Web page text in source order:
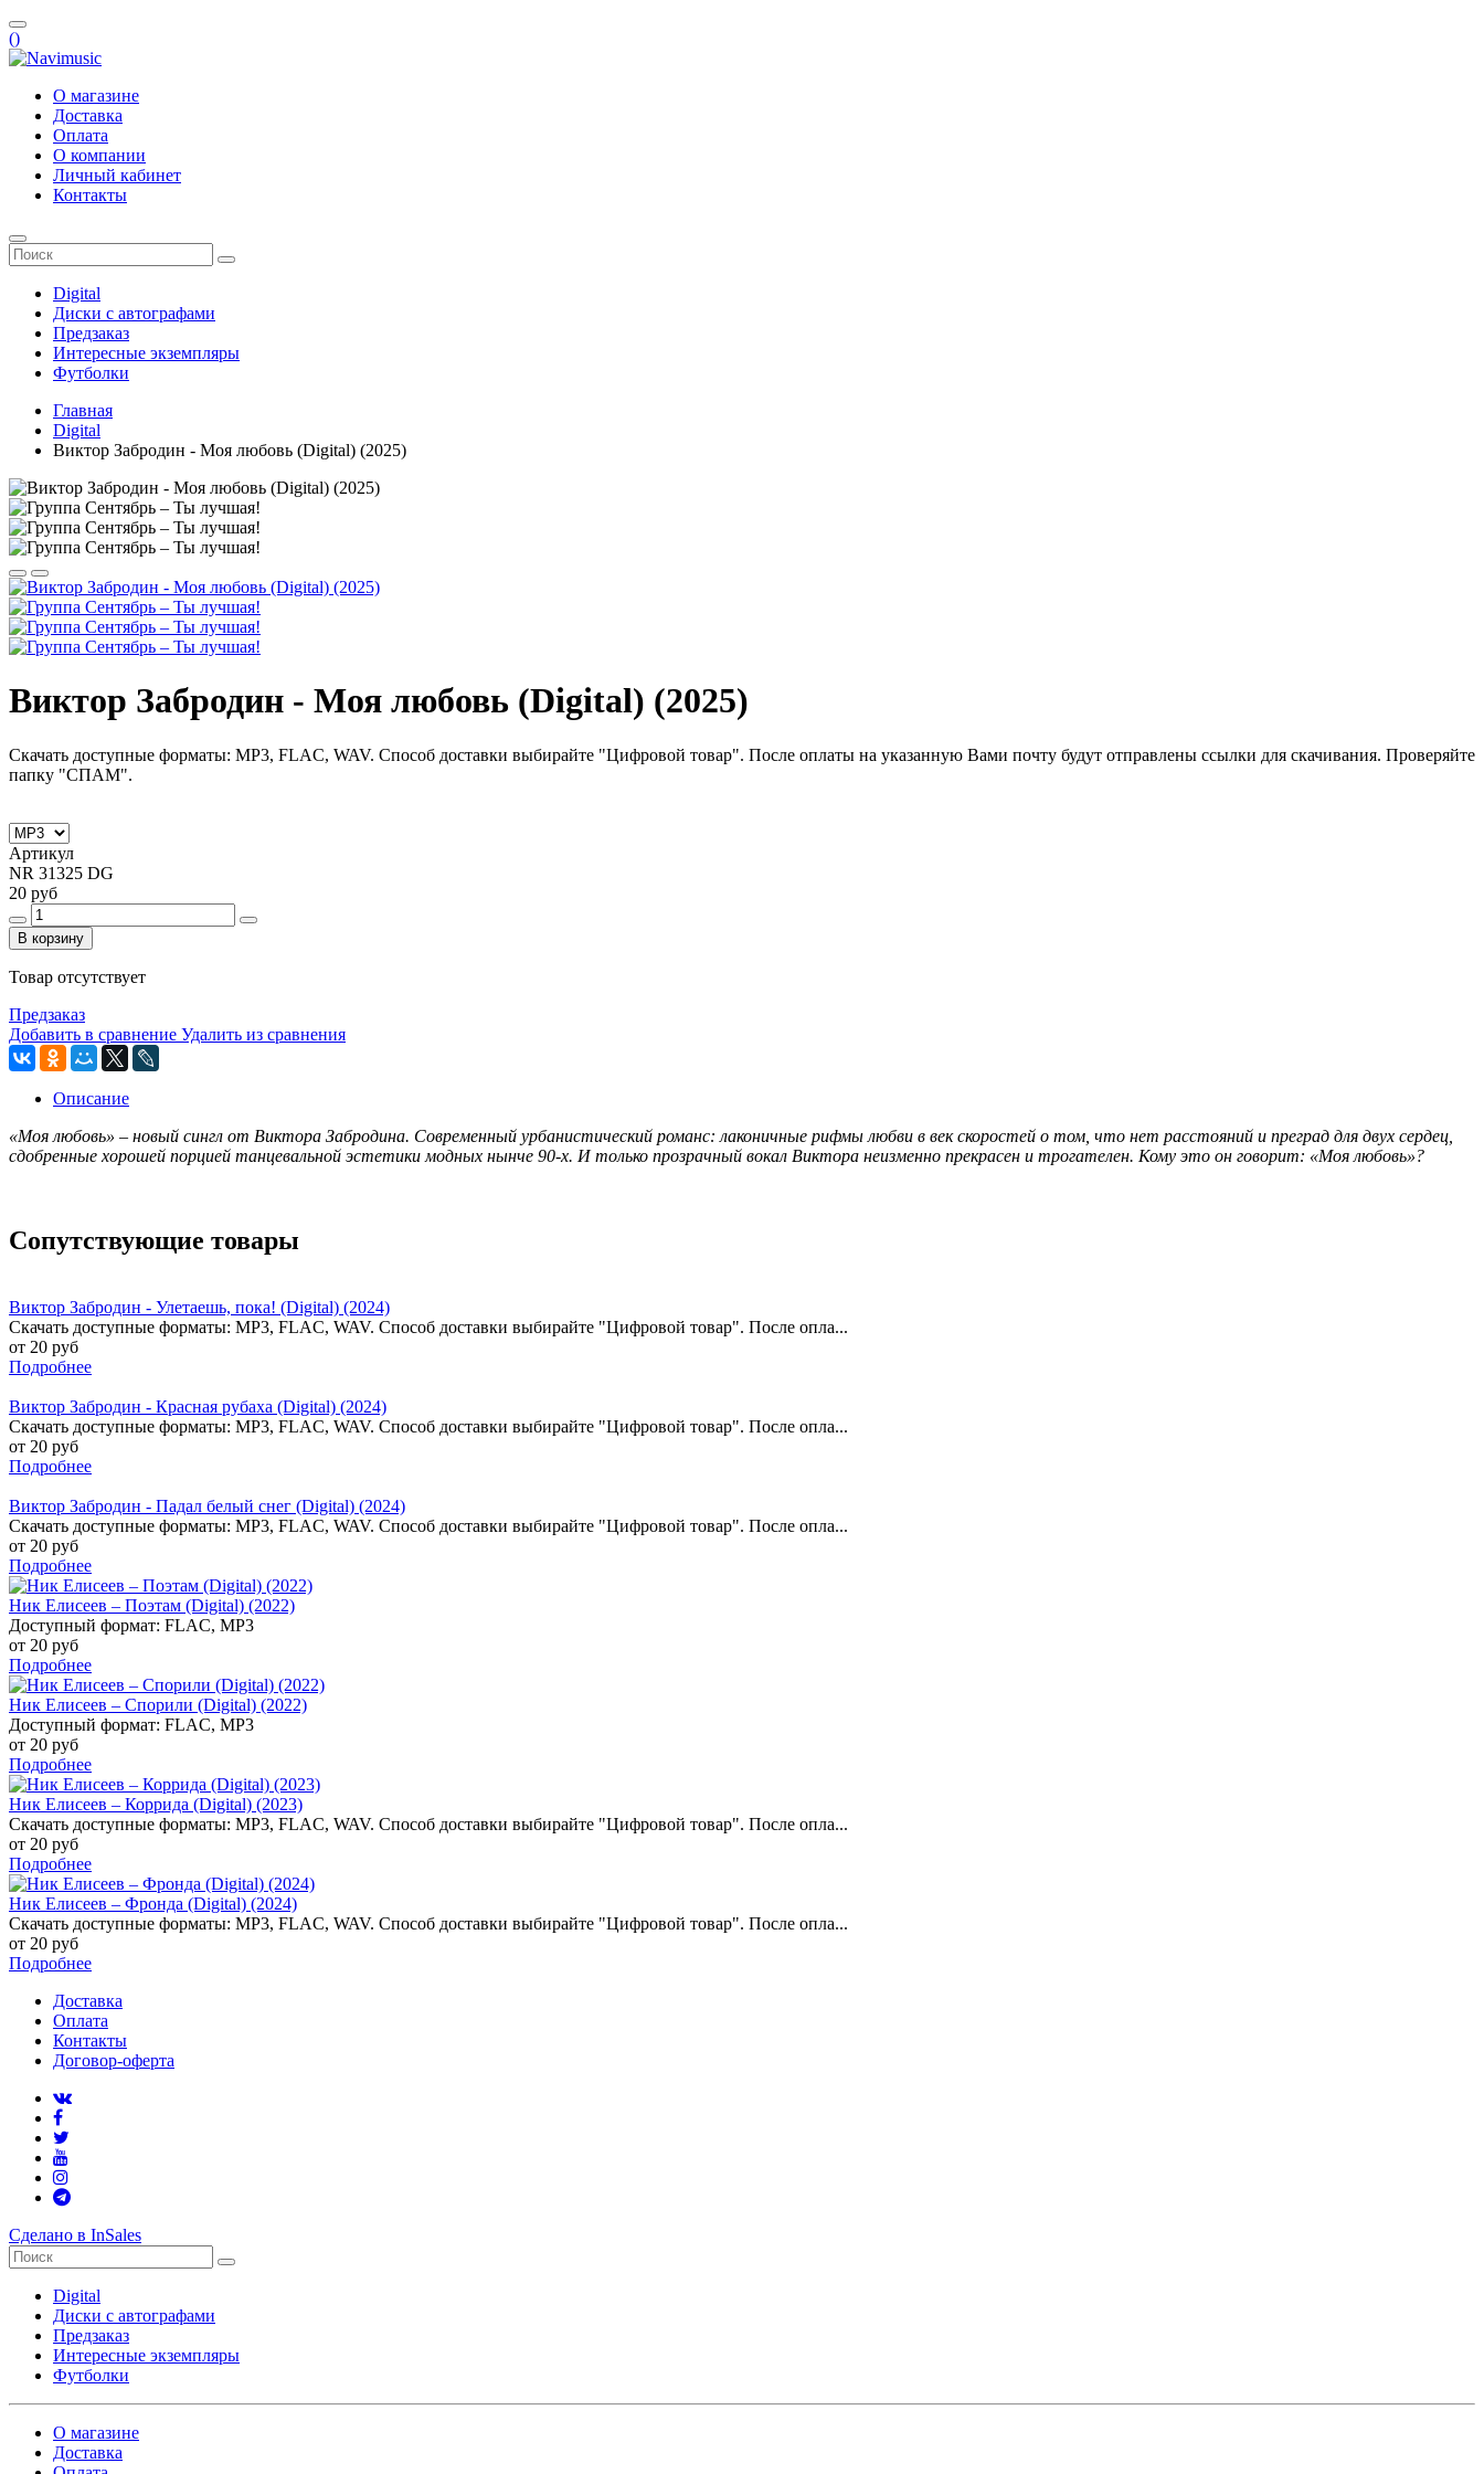
()
О магазине
Доставка
Оплата
О компании
Личный кабинет
Контакты
Digital
Диски с автографами
Предзаказ
Интересные экземпляры
Футболки
Главная
Digital
Виктор Забродин - Моя любовь (Digital) (2025)
Виктор Забродин - Моя любовь (Digital) (2025)
Скачать доступные форматы: MP3, FLAC, WAV. Способ доставки выбирайте "Цифровой товар". После оплаты на указанную Вами почту будут отправлены ссылки для скачивания. Проверяйте
папку "СПАМ".
Артикул
NR 31325 DG
20 руб
В корзину
Товар отсутствует
Предзаказ
Добавить в сравнение Удалить из сравнения
Описание
«Моя любовь» – новый сингл от Виктора Забродина. Современный урбанистический романс: лаконичные рифмы любви в век скоростей о том, что нет расстояний и преград для двух сердец,
сдобренные хорошей порцией танцевальной эстетики модных нынче 90-х. И только прозрачный вокал Виктора неизменно прекрасен и трогателен. Кому это он говорит: «Моя любовь»?
Сопутствующие товары
Виктор Забродин - Улетаешь, пока! (Digital) (2024)
Скачать доступные форматы: MP3, FLAC, WAV. Способ доставки выбирайте "Цифровой товар". После опла...
от 20 руб
Подробнее
Виктор Забродин - Красная рубаха (Digital) (2024)
Скачать доступные форматы: MP3, FLAC, WAV. Способ доставки выбирайте "Цифровой товар". После опла...
от 20 руб
Подробнее
Виктор Забродин - Падал белый снег (Digital) (2024)
Скачать доступные форматы: MP3, FLAC, WAV. Способ доставки выбирайте "Цифровой товар". После опла...
от 20 руб
Подробнее
Ник Елисеев – Поэтам (Digital) (2022)
Доступный формат: FLAC, MP3
от 20 руб
Подробнее
Ник Елисеев – Спорили (Digital) (2022)
Доступный формат: FLAC, MP3
от 20 руб
Подробнее
Ник Елисеев – Коррида (Digital) (2023)
Скачать доступные форматы: MP3, FLAC, WAV. Способ доставки выбирайте "Цифровой товар". После опла...
от 20 руб
Подробнее
Ник Елисеев – Фронда (Digital) (2024)
Скачать доступные форматы: MP3, FLAC, WAV. Способ доставки выбирайте "Цифровой товар". После опла...
от 20 руб
Подробнее
Доставка
Оплата
Контакты
Договор-оферта
Сделано в InSales
Digital
Диски с автографами
Предзаказ
Интересные экземпляры
Футболки
О магазине
Доставка